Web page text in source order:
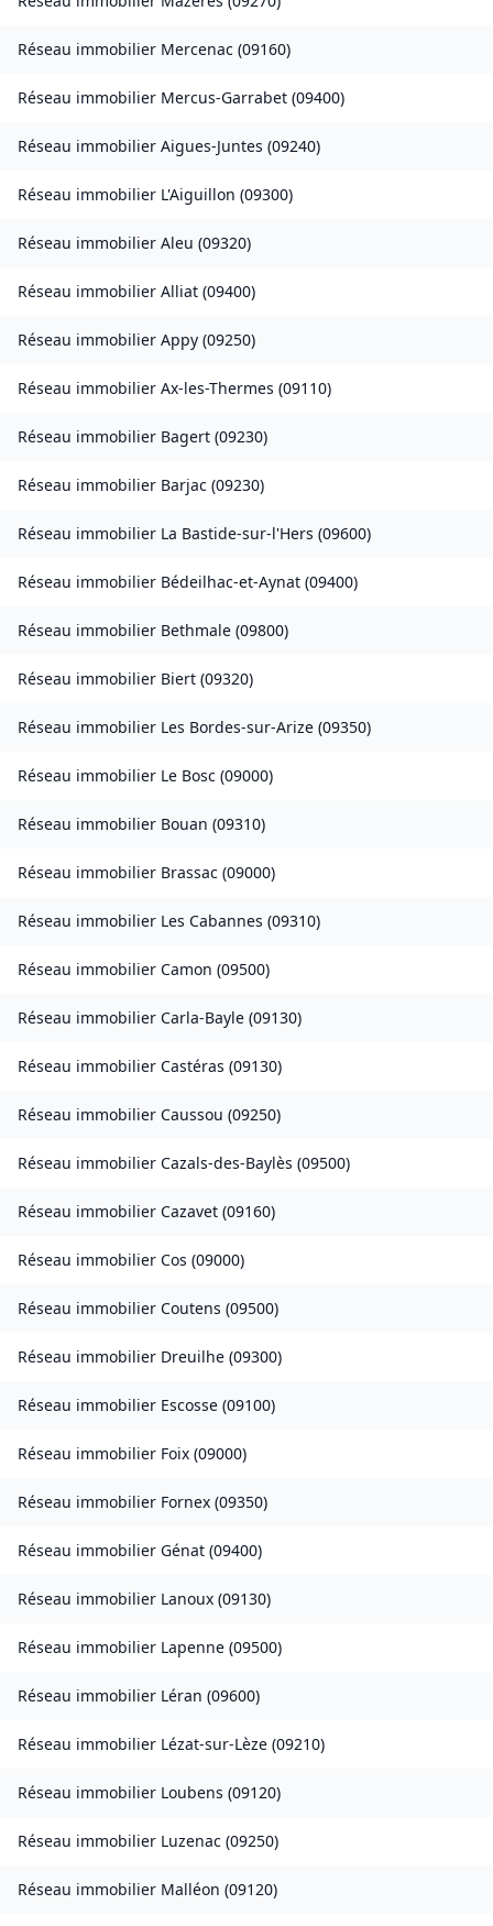
Réseau immobilier Mercenac (09160)
Réseau immobilier Mercus-Garrabet (09400)
Réseau immobilier Aigues-Juntes (09240)
Réseau immobilier L'Aiguillon (09300)
Réseau immobilier Aleu (09320)
Réseau immobilier Alliat (09400)
Réseau immobilier Appy (09250)
Réseau immobilier Ax-les-Thermes (09110)
Réseau immobilier Bagert (09230)
Réseau immobilier Barjac (09230)
Réseau immobilier La Bastide-sur-l'Hers (09600)
Réseau immobilier Bédeilhac-et-Aynat (09400)
Réseau immobilier Bethmale (09800)
Réseau immobilier Biert (09320)
Réseau immobilier Les Bordes-sur-Arize (09350)
Réseau immobilier Le Bosc (09000)
Réseau immobilier Bouan (09310)
Réseau immobilier Brassac (09000)
Réseau immobilier Les Cabannes (09310)
Réseau immobilier Camon (09500)
Réseau immobilier Carla-Bayle (09130)
Réseau immobilier Castéras (09130)
Réseau immobilier Caussou (09250)
Réseau immobilier Cazals-des-Baylès (09500)
Réseau immobilier Cazavet (09160)
Réseau immobilier Cos (09000)
Réseau immobilier Coutens (09500)
Réseau immobilier Dreuilhe (09300)
Réseau immobilier Escosse (09100)
Réseau immobilier Foix (09000)
Réseau immobilier Fornex (09350)
Réseau immobilier Génat (09400)
Réseau immobilier Lanoux (09130)
Réseau immobilier Lapenne (09500)
Réseau immobilier Léran (09600)
Réseau immobilier Lézat-sur-Lèze (09210)
Réseau immobilier Loubens (09120)
Réseau immobilier Luzenac (09250)
Réseau immobilier Malléon (09120)